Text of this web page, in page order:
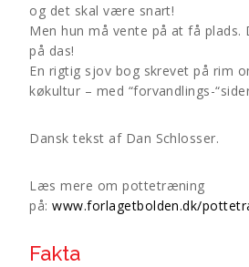
og det skal være snart!
Men hun må vente på at få plads.
på das!
En rigtig sjov bog skrevet på rim
køkultur – med “forvandlings-
Dansk tekst af Dan Schlosser.
Læs mere om pottetræning
på:www.forlagetbolden.dk/
Fakta